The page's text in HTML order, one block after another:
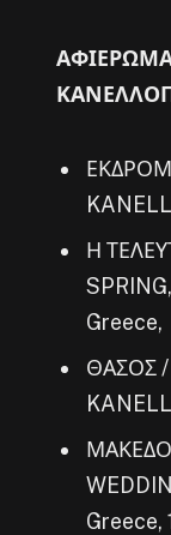
Η
Greece,
ΘΑΣΟΣ /
Greece,